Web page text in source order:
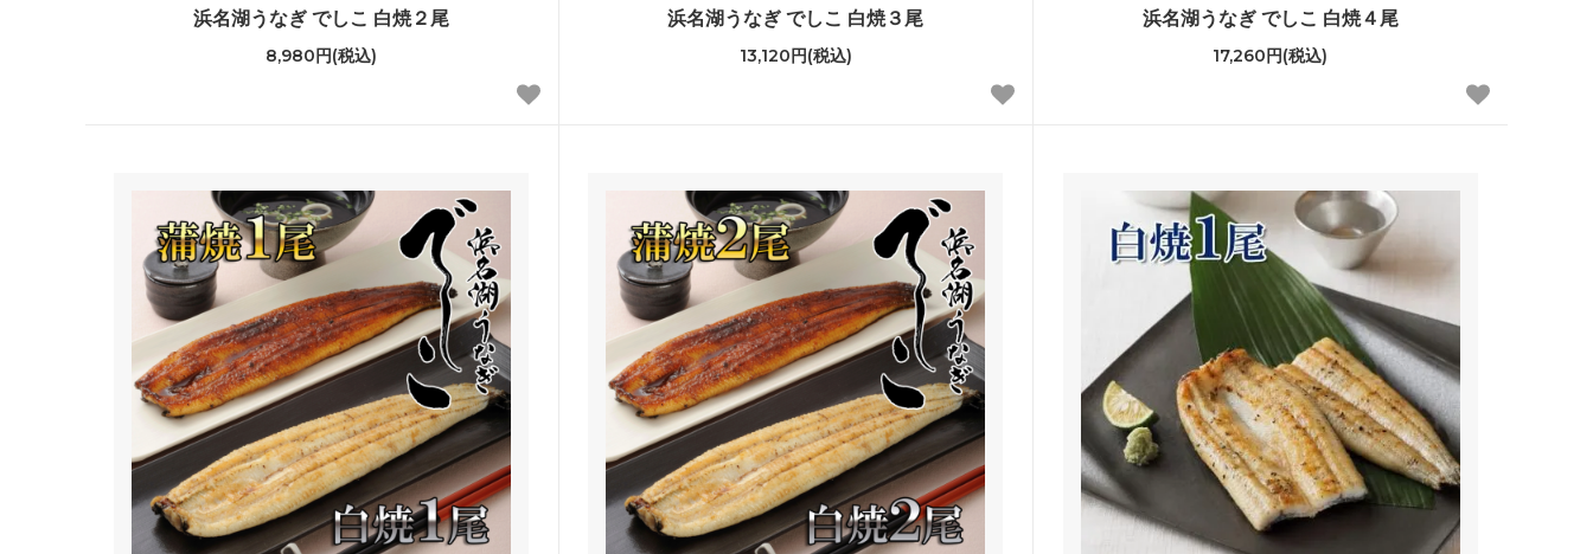
浜名湖うなぎ でしこ 白焼２尾
8,980円(税込)
浜名湖うなぎ でしこ 白焼３尾
13,120円(税込)
浜名湖うなぎ でしこ 白焼４尾
17,260円(税込)